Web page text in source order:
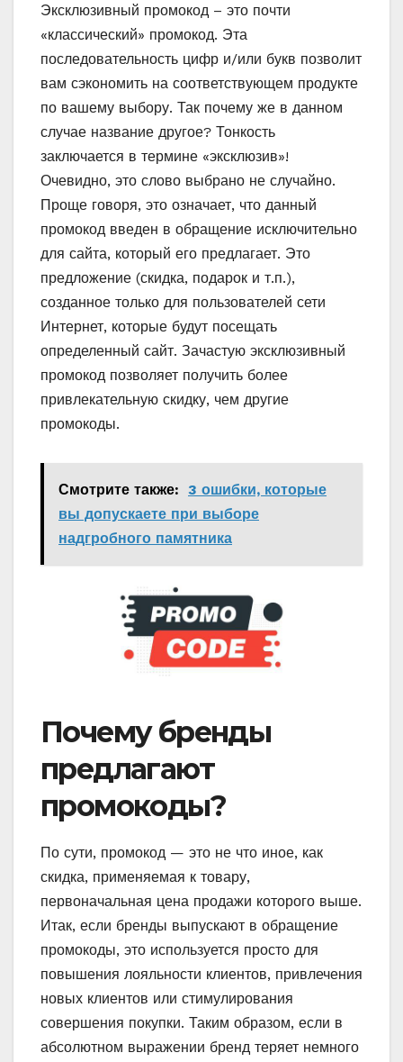
Эксклюзивный промокод – это почти
«классический» промокод. Эта
последовательность цифр и/или букв позволит
вам сэкономить на соответствующем продукте
по вашему выбору. Так почему же в данном
случае название другое? Тонкость
заключается в термине «эксклюзив»!
Очевидно, это слово выбрано не случайно.
Проще говоря, это означает, что данный
промокод введен в обращение исключительно
для сайта, который его предлагает. Это
предложение (скидка, подарок и т.п.),
созданное только для пользователей сети
Интернет, которые будут посещать
определенный сайт. Зачастую эксклюзивный
промокод позволяет получить более
привлекательную скидку, чем другие
промокоды.
Смотрите также: 3 ошибки, которые
вы допускаете при выборе
надгробного памятника
Почему бренды
предлагают
промокоды?
По сути, промокод — это не что иное, как
скидка, применяемая к товару,
первоначальная цена продажи которого выше.
Итак, если бренды выпускают в обращение
промокоды, это используется просто для
повышения лояльности клиентов, привлечения
новых клиентов или стимулирования
совершения покупки. Таким образом, если в
абсолютном выражении бренд теряет немного